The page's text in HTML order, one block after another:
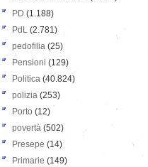
PD (1.188)
PdL (2.781)
pedofilia (25)
Pensioni (129)
Politica (40.824)
polizia (253)
Porto (12)
povertà (502)
Presepe (14)
Primarie (149)